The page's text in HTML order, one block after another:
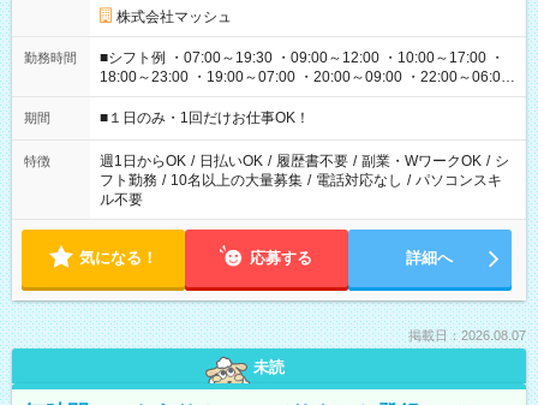
株式会社マッシュ
勤務時間
■シフト例 ・07:00～19:30 ・09:00～12:00 ・10:00～17:00 ・
18:00～23:00 ・19:00～07:00 ・20:00～09:00 ・22:00～06:00
etc ★最短で3時間で5,120円のお仕事から 15時間で2万円近く稼
げるお仕事も！ ご希望のお時間に合わせてご紹介！ ※シフトは
ください！
期間 ■１日のみ・1回だけお仕事OK！
特徴 週1日からOK / 日払いOK / 履歴書不要 / 副業・WワークOK / シ
フト勤務 / 10名以上の大量募集 / 電話対応なし / パソコンスキ
ル不要
気になる！ 応募する 詳細へ
掲載日：2026.08.07
未読